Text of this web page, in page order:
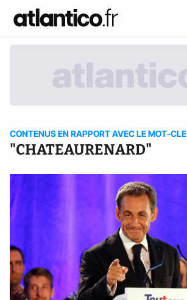
CONTENUS EN RAPPORT AVEC LE MOT-CLE
"CHATEAURENARD"